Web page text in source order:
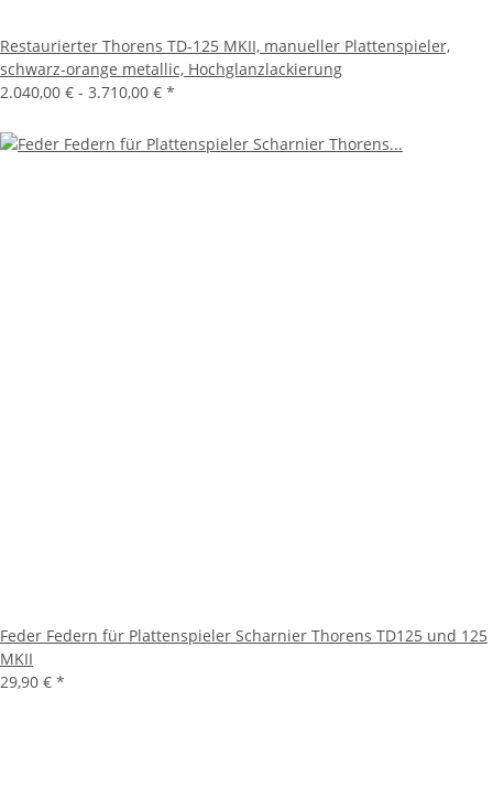
Restaurierter Thorens TD-125 MKII, manueller Plattenspieler,
schwarz-orange metallic, Hochglanzlackierung
2.040,00 € - 3.710,00 € *
Feder Federn für Plattenspieler Scharnier Thorens TD125 und 125
MKII
29,90 € *